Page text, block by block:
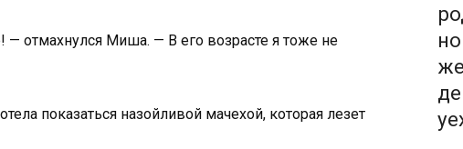
— отмахнулся Миша. — В его возрасте я тоже не
показаться назойливой мачехой, которая лезет